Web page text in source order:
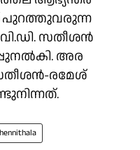
പുറത്തുവരുന്ന
സതീശൻ
അര
രമേശ്